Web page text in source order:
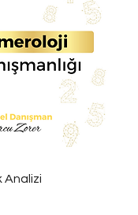
Analizi